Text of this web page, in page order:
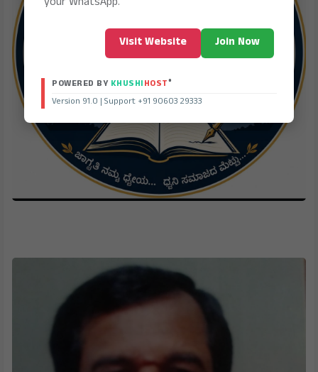
Visit Website Join Now
POWERED BY KHUSHIHOST®
Version 91.0 | Support +91 90603 29333